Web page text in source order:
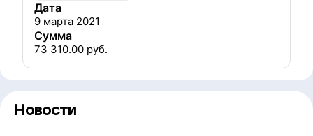
Дата
9 марта 2021
Сумма
73 310.00 руб.
Новости